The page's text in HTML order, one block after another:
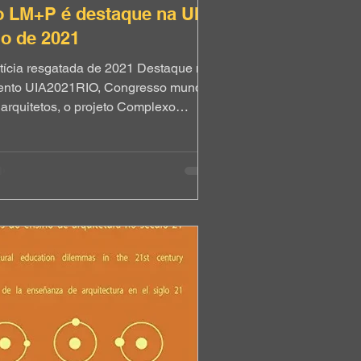
LM+P é destaque na UIA
de 2021
resgatada de 2021 Destaque no
UIA2021RIO, Congresso mundial
o projeto Complexo
seu potencial
na paisagem urbana.
Belisário Bezerra Viana , sob a
, o estudo propõe um
multifuncional que articula